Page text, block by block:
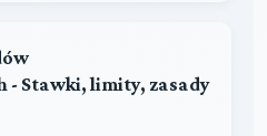
- Stawki, limity, zasady